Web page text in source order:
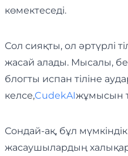
көмектеседі.
Сол сияқты, ол әртүрлі
жасай алады. Мысалы,
блогты испан тіліне
келсе,CudekAIжұмысын
Сондай-ақ, бұл
жасаушылардың